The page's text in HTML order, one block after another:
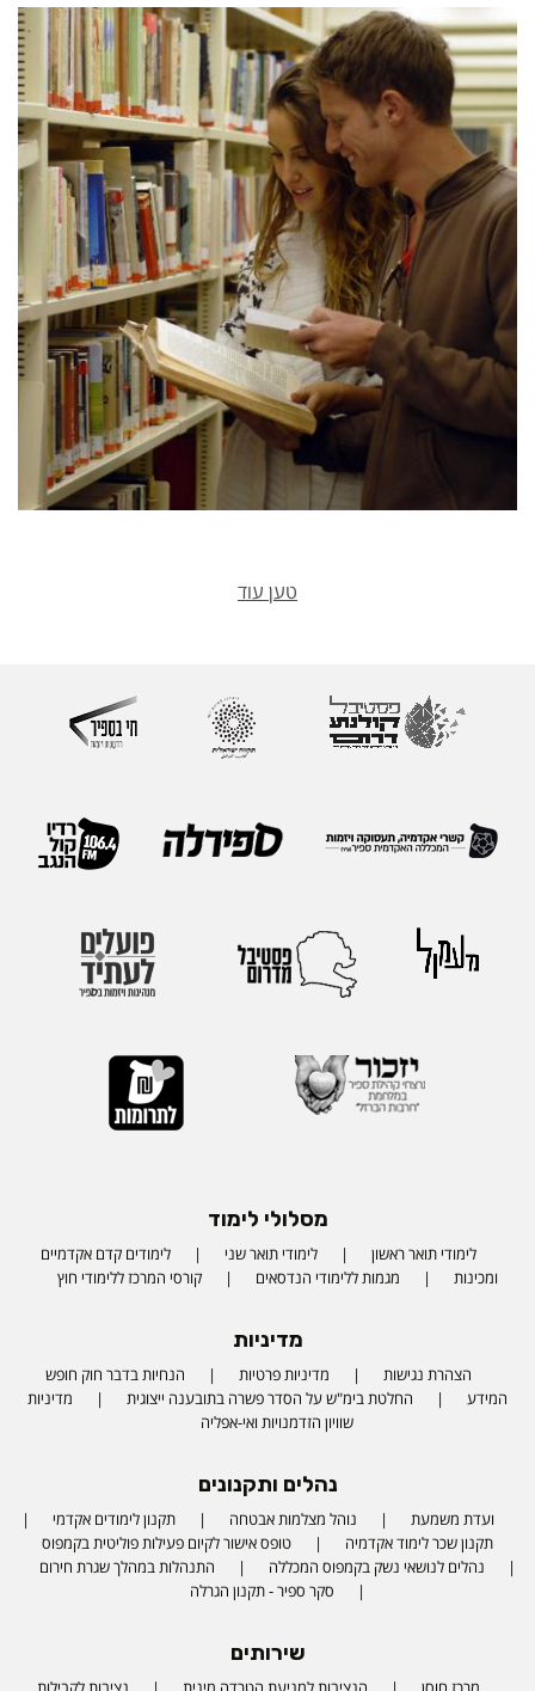
טען עוד
מסלולי לימוד
לימודי תואר ראשון לימודי תואר שני
לימודים קדם אקדמיים
ומכינות
מגמות ללימודי הנדסאים קורסי המרכז ללימודי חוץ
מדיניות
הצהרת נגישות מדיניות פרטיות
הנחיות בדבר חוק חופש
המידע
החלטת בימ"ש על הסדר פשרה בתובענה ייצוגית
מדיניות
שוויון הזדמנויות ואי-אפליה
נהלים ותקנונים
ועדת משמעת נוהל מצלמות אבטחה
תקנון לימודים אקדמי
תקנון שכר לימוד אקדמיה
טופס אישור לקיום פעילות פוליטית בקמפוס
נהלים לנושאי נשק בקמפוס המכללה
התנהלות במהלך שגרת חירום
סקר ספיר - תקנון הגרלה
שירותים